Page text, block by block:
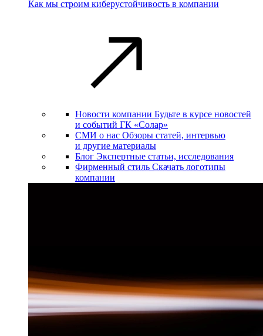
Как мы строим киберустойчивость в компании
Новости компании Будьте в курсе новостей
и событий ГК «Солар»
СМИ о нас Обзоры статей, интервью
и другие материалы
Блог Экспертные статьи, исследования
Фирменный стиль Скачать логотипы
компании